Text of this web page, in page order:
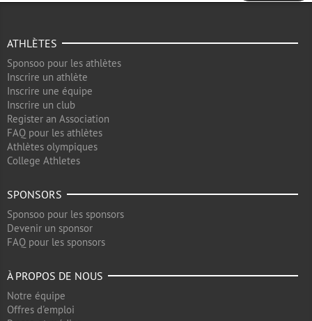
ATHLÈTES
Sponsoo pour les athlètes
Inscrire un athlète
Inscrire une équipe
Inscrire un club
Register an Association
FAQ pour les athlètes
Athlètes olympiques
College Athletes
SPONSORS
Sponsoo pour les sponsors
Devenir un sponsor
FAQ pour les sponsors
À PROPOS DE NOUS
Notre équipe
Offres d'emploi